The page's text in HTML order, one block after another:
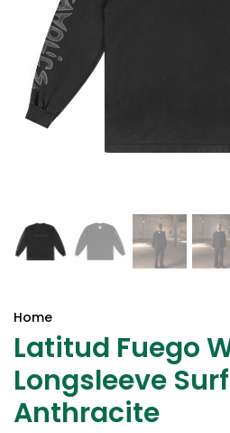
Home
Latitud Fuego
Longsleeve
Anthracite